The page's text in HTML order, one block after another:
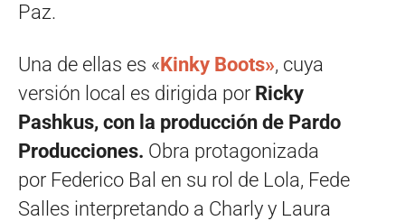
Paz.
Una de ellas es «Kinky Boots», cuya
versión local es dirigida por Ricky
Pashkus, con la producción de Pardo
Producciones. Obra protagonizada
por Federico Bal en su rol de Lola, Fede
Salles interpretando a Charly y Laura